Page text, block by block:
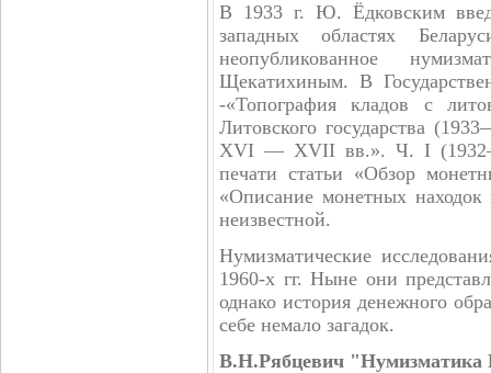
В 1933 г. Ю. Ёдковским
западных областях
неопубликованное
Щекатихиным. В
-«Топография кладов с
Литовского государства
XVI — XVII вв.». Ч. I
печати статьи «Обзор
«Описание монетных
неизвестной.
Нумизматические
1960-х гг. Ныне они
однако история денежного
себе немало загадок.
В.Н.Рябцевич "Нумизматика